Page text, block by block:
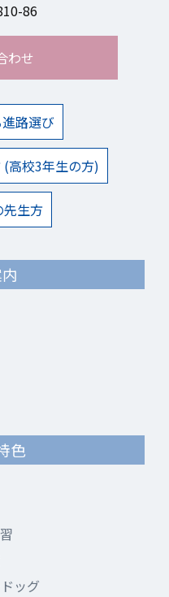
86
わせ
路選び
高校3年生の方)
先生方
色
ッグ